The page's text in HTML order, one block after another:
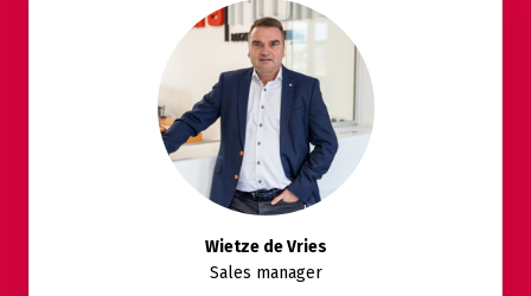
Wietze de Vries
Sales manager